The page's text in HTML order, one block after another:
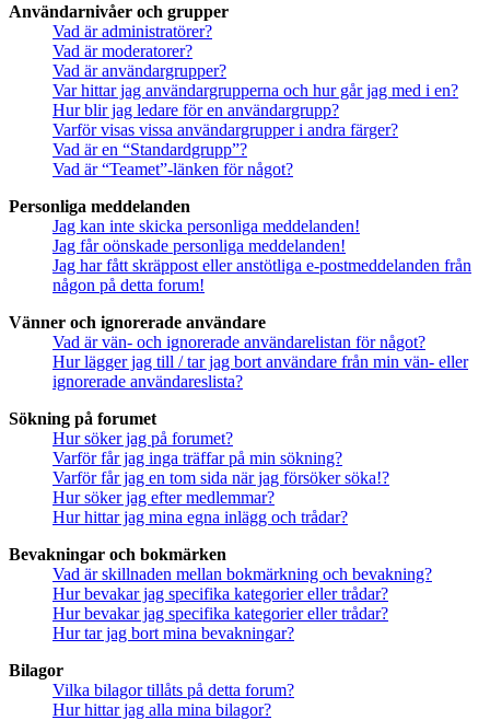
Användarnivåer och grupper
Vad är administratörer?
Vad är moderatorer?
Vad är användargrupper?
Var hittar jag användargrupperna och hur går jag med i en?
Hur blir jag ledare för en användargrupp?
Varför visas vissa användargrupper i andra färger?
Vad är en “Standardgrupp”?
Vad är “Teamet”-länken för något?
Personliga meddelanden
Jag kan inte skicka personliga meddelanden!
Jag får oönskade personliga meddelanden!
Jag har fått skräppost eller anstötliga e-postmeddelanden från
någon på detta forum!
Vänner och ignorerade användare
Vad är vän- och ignorerade användarelistan för något?
Hur lägger jag till / tar jag bort användare från min vän- eller
ignorerade användareslista?
Sökning på forumet
Hur söker jag på forumet?
Varför får jag inga träffar på min sökning?
Varför får jag en tom sida när jag försöker söka!?
Hur söker jag efter medlemmar?
Hur hittar jag mina egna inlägg och trådar?
Bevakningar och bokmärken
Vad är skillnaden mellan bokmärkning och bevakning?
Hur bevakar jag specifika kategorier eller trådar?
Hur bevakar jag specifika kategorier eller trådar?
Hur tar jag bort mina bevakningar?
Bilagor
Vilka bilagor tillåts på detta forum?
Hur hittar jag alla mina bilagor?